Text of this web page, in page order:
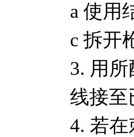
a 使用
c 拆开
3. 用
线接至
4. 若